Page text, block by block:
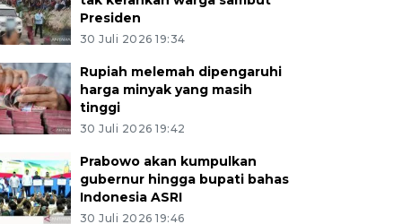
Presiden
30 Juli 2026 19:34
Rupiah melemah dipengaruhi
harga minyak yang masih
tinggi
30 Juli 2026 19:42
Prabowo akan kumpulkan
gubernur hingga bupati bahas
Indonesia ASRI
30 Juli 2026 19:46